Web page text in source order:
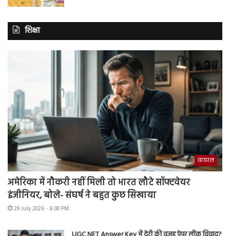
शिक्षा
वायरल
अमेरिका में नौकरी नहीं मिली तो भारत लौटे सॉफ्टवेयर
इंजीनियर, बोले- संघर्ष ने बहुत कुछ सिखाया
29 July 2026 - 8:00 PM